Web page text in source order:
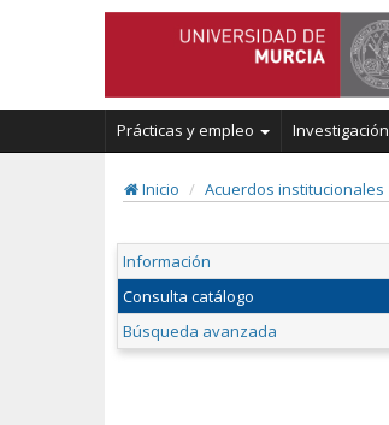
Prácticas y empleo Investigación
Inicio Acuerdos institucionales
Información
Consulta catálogo
Búsqueda avanzada